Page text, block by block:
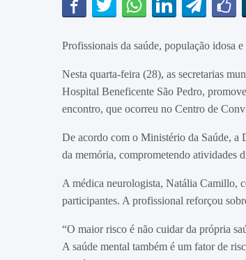
Profissionais da saúde, população idosa
Nesta quarta-feira (28), as secretarias
Hospital Beneficente São Pedro,
encontro, que ocorreu no Centro de
De acordo com o Ministério da Saúde, a
da memória, comprometendo atividades
A médica neurologista, Natália Camillo,
participantes. A profissional reforçou
“O maior risco é não cuidar da própria
A saúde mental também é um fator de